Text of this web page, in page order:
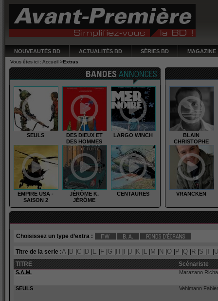
NOUVEAUTÉS BD ACTUALITÉS BD SÉRIES BD MAGAZINE
Vous êtes ici : Accueil >Extras
Bandes annonces
SEULS
DES DIEUX ET
DES HOMMES
LARGO WINCH
EMPIRE USA -
SAISON 2
JÉRÔME K.
JÉRÔME
BLOCHE
CENTAURES
Interviews des auteurs
BLAIN
CHRISTOPHE
VRANCKEN
Choisissez un type d’extra :
Titre de la serie :A| B C D E F G H J K L M N O P Q R S T U
TITRE Scénariste
S.A.M. Marazano
SEULS Vehlmann